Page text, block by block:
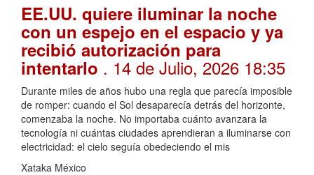
EE.UU. quiere iluminar la noche
con un espejo en el espacio y ya
recibió autorización para
intentarlo . 14 de Julio, 2026 18:35
Durante miles de años hubo una regla que parecía imposible
de romper: cuando el Sol desaparecía detrás del horizonte,
comenzaba la noche. No importaba cuánto avanzara la
tecnología ni cuántas ciudades aprendieran a iluminarse con
electricidad: el cielo seguía obedeciendo el mis
Xataka México